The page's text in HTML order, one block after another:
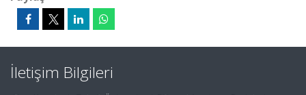
İletişim Bilgileri